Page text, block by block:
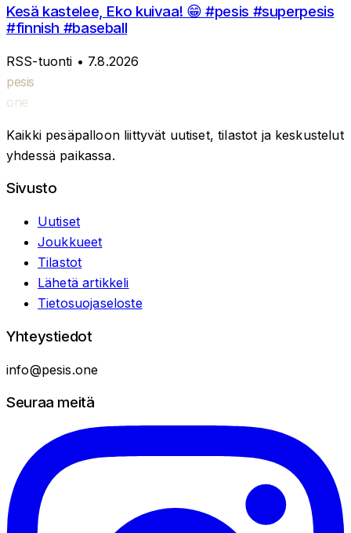
Kesä kastelee, Eko kuivaa! 😁 #pesis #superpesis
#finnish #baseball
RSS-tuonti • 7.8.2026
pesis
one
Kaikki pesäpalloon liittyvät uutiset, tilastot ja keskustelut
yhdessä paikassa.
Sivusto
Uutiset
Joukkueet
Tilastot
Lähetä artikkeli
Tietosuojaseloste
Yhteystiedot
info@pesis.one
Seuraa meitä